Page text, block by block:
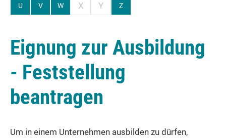
U V W X Y Z
Eignung zur Ausbildung
- Feststellung
beantragen
Um in einem Unternehmen ausbilden zu dürfen,